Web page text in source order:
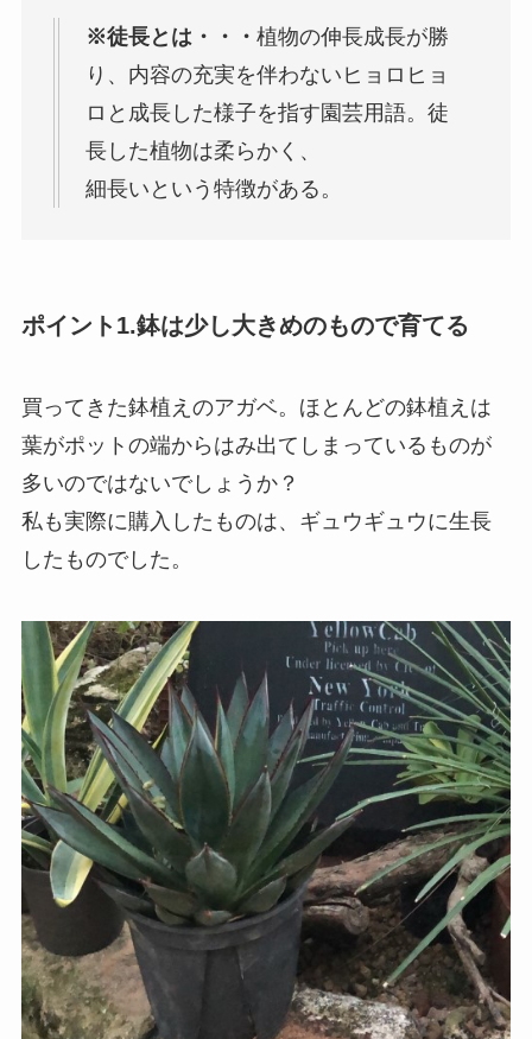
※徒長とは・・・ 植物の伸長成長が勝
り、内容の充実を伴わないヒョロヒョ
ロと成長した様子を指す園芸用語。徒
長した植物は柔らかく、
細長いという特徴がある。
ポイント1.鉢は少し大きめのもので育てる
買ってきた鉢植えのアガベ。ほとんどの鉢植えは
葉がポットの端からはみ出てしまっているものが
多いのではないでしょうか？
私も実際に購入したものは、ギュウギュウに生長
したものでした。